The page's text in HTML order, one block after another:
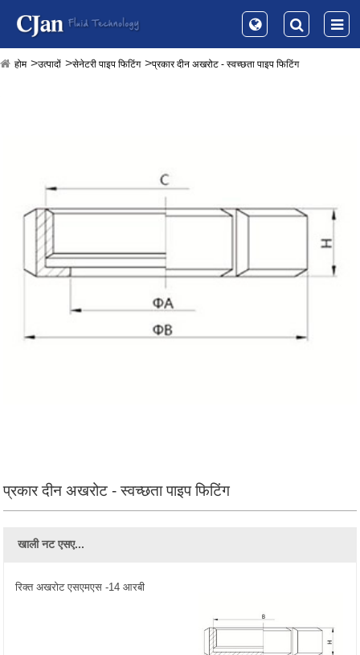
होम उत्पादों सेनेटरी पाइप फिटिंग प्रकार दीन अखरोट - स्वच्छता पाइप फिटिंग
प्रकार दीन अखरोट - स्वच्छता पाइप फिटिंग
खाली नट एसए...
रिक्त अखरोट एसएमएस -14 आरबी